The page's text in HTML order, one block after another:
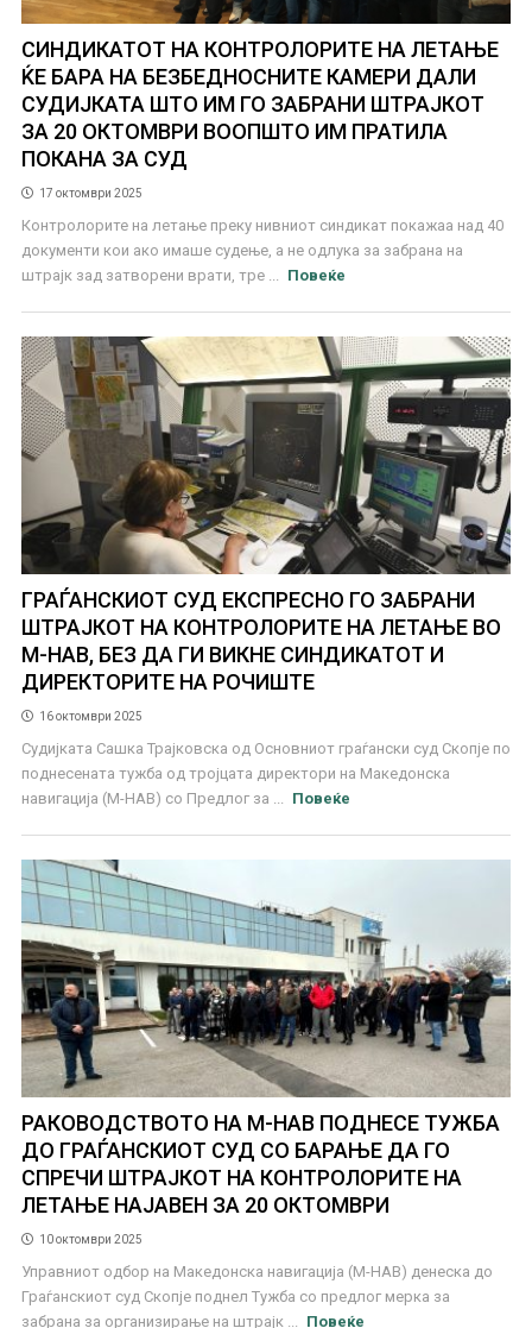
СИНДИКАТОТ НА КОНТРОЛОРИТЕ НА ЛЕТАЊЕ
ЌЕ БАРА НА БЕЗБЕДНОСНИТЕ КАМЕРИ ДАЛИ
СУДИЈКАТА ШТО ИМ ГО ЗАБРАНИ ШТРАЈКОТ
ЗА 20 ОКТОМВРИ ВООПШТО ИМ ПРАТИЛА
ПОКАНА ЗА СУД
17 октомври 2025
Контролорите на летање преку нивниот синдикат покажаа над 40
документи кои ако имаше судење, а не одлука за забрана на
штрајк зад затворени врати, тре ...
Повеќе
ГРАЃАНСКИОТ СУД ЕКСПРЕСНО ГО ЗАБРАНИ
ШТРАЈКОТ НА КОНТРОЛОРИТЕ НА ЛЕТАЊЕ ВО
М-НАВ, БЕЗ ДА ГИ ВИКНЕ СИНДИКАТОТ И
ДИРЕКТОРИТЕ НА РОЧИШТЕ
16 октомври 2025
Судијката Сашка Трајковска од Основниот граѓански суд Скопје по
поднесената тужба од тројцата директори на Македонска
навигација (М-НАВ) со Предлог за ...
Повеќе
РАКОВОДСТВОТО НА М-НАВ ПОДНЕСЕ ТУЖБА
ДО ГРАЃАНСКИОТ СУД СО БАРАЊЕ ДА ГО
СПРЕЧИ ШТРАЈКОТ НА КОНТРОЛОРИТЕ НА
ЛЕТАЊЕ НАЈАВЕН ЗА 20 ОКТОМВРИ
10 октомври 2025
Управниот одбор на Македонска навигација (М-НАВ) денеска до
Граѓанскиот суд Скопје поднел Тужба со предлог мерка за
забрана за организирање на штрајк ...
Повеќе